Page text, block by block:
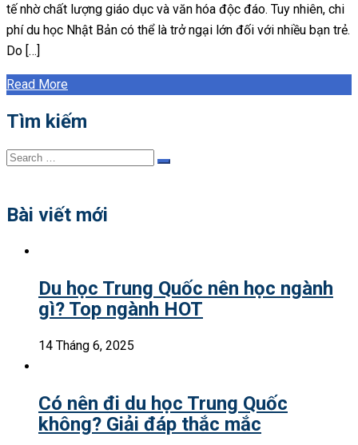
tế nhờ chất lượng giáo dục và văn hóa độc đáo. Tuy nhiên, chi
phí du học Nhật Bản có thể là trở ngại lớn đối với nhiều bạn trẻ.
Do […]
Read More
Tìm kiếm
Search
Search
Bài viết mới
Du học Trung Quốc nên học ngành
gì? Top ngành HOT
14 Tháng 6, 2025
Có nên đi du học Trung Quốc
không? Giải đáp thắc mắc